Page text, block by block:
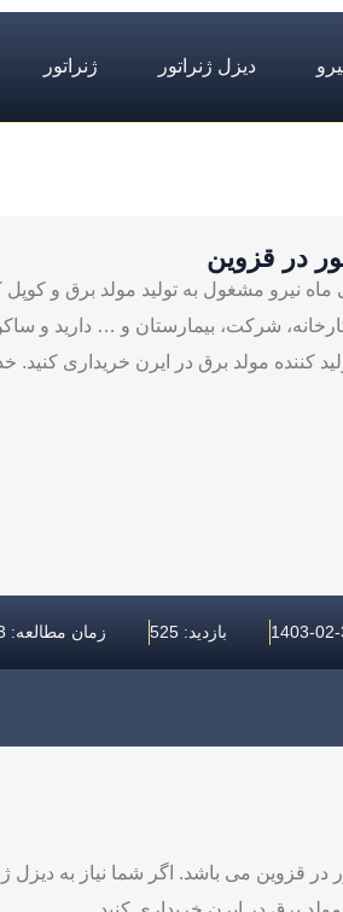
دیزل ژنراتور ژنراتور
در قزوین
نیرو مشغول به تولید مولد برق و کوپل
شرکت، بیمارستان و … دارید و
کننده مولد برق در ایرن خریداری
1403- بازدید: 525 زمان مطالعه: 3 دقیقه
قزوین می باشد. اگر شما نیاز به دیزل